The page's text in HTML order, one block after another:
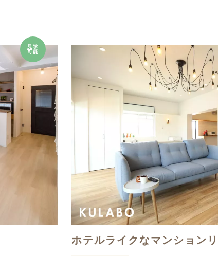
見学
可能
ホテルライクなマンション